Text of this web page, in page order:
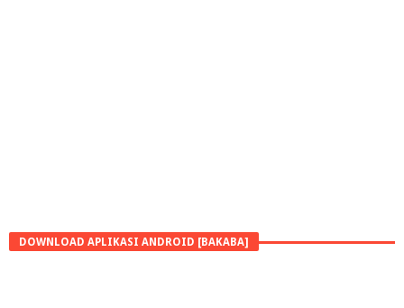
DOWNLOAD APLIKASI ANDROID [BAKABA]